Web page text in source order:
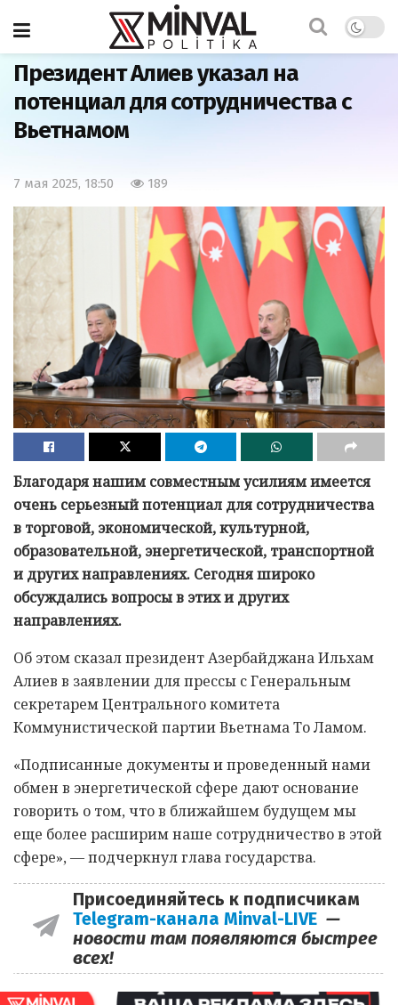
Главная Политика
Президент Алиев указал на
потенциал для сотрудничества с
Вьетнамом
7 мая 2025, 18:50 189
Благодаря нашим совместным усилиям имеется
очень серьезный потенциал для сотрудничества
в торговой, экономической, культурной,
образовательной, энергетической, транспортной
и других направлениях. Сегодня широко
обсуждались вопросы в этих и других
направлениях.
Об этом сказал президент Азербайджана Ильхам
Алиев в заявлении для прессы с Генеральным
секретарем Центрального комитета
Коммунистической партии Вьетнама То Ламом.
«Подписанные документы и проведенный нами
обмен в энергетической сфере дают основание
говорить о том, что в ближайшем будущем мы
еще более расширим наше сотрудничество в этой
сфере», — подчеркнул глава государства.
Присоединяйтесь к подписчикам
Telegram-канала Minval-LIVE —
новости там появляются быстрее
всех!